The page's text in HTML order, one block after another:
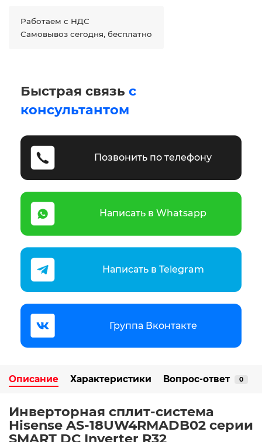
Работаем с НДС
Самовывоз сегодня, бесплатно
Быстрая связь с
консультантом
Позвонить по телефону
Написать в Whatsapp
Написать в Telegram
Группа Вконтакте
Описание Характеристики Вопрос-ответ 0
Инверторная сплит-система
Hisense AS-18UW4RMADB02 серии
SMART DC Inverter R32